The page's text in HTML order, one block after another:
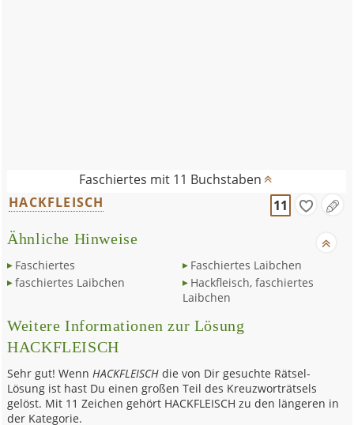
Faschiertes mit 11 Buchstaben
HACKFLEISCH
11
Ähnliche Hinweise
Faschiertes
faschiertes Laibchen
Faschiertes Laibchen
Hackfleisch, faschiertes
Laibchen
Weitere Informationen zur Lösung
HACKFLEISCH
Sehr gut! WennHACKFLEISCH die von Dir gesuchte Rätsel-
Lösung ist hast Du einen großen Teil des Kreuzworträtsels
gelöst. Mit 11 Zeichen gehört HACKFLEISCH zu den längeren in
der Kategorie.